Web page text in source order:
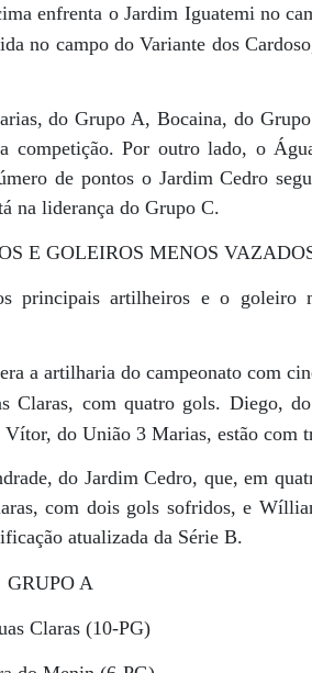
enfrenta o Jardim Iguatemi no
no campo do Variante dos
do Grupo A, Bocaina, do
competição. Por outro lado, o
de pontos o Jardim Cedro
na liderança do Grupo C.
E GOLEIROS MENOS
principais artilheiros e o goleiro
a artilharia do campeonato com
Claras, com quatro gols. Diego,
do União 3 Marias, estão com
do Jardim Cedro, que, em
com dois gols sofridos, e
atualizada da Série B.
GRUPO A
Claras (10-PG)